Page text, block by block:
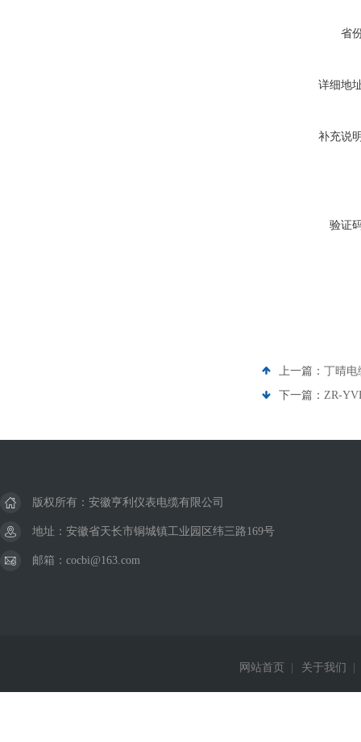
省
详细地
补充说
验证
上一篇： 丁晴电
下一篇： ZR-
版权所有：安徽亨利仪表电缆有限公司
地址：安徽省天长市铜城镇工业园区纬三路169号
邮箱：cocbi@163.com
网站首页 关于我们